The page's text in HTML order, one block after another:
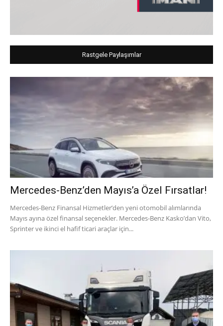
Rastgele Paylaşımlar
Mercedes-Benz’den Mayıs’a Özel Fırsatlar!
Mercedes-Benz Finansal Hizmetler’den yeni otomobil alımlarında
Mayıs ayına özel finansal seçenekler. Mercedes-Benz Kasko’dan Vito,
Sprinter ve ikinci el hafif ticari araçlar için...